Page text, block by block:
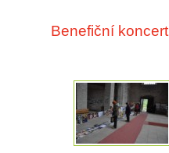
Benefiční koncert